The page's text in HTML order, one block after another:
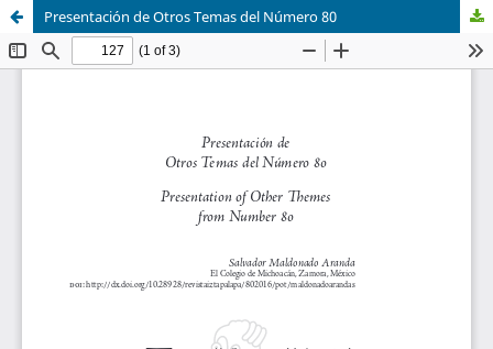
Presentación de Otros Temas del Número 80